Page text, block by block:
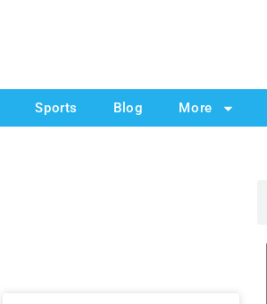
Sports Blog More